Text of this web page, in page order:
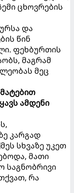
ცხოვრების
და
წინ
ფეხბურთის
მაგრამ
მეც
ამდენი
კარგად
სხვაზე უკეთ
მათი
საგნობრივი
რა